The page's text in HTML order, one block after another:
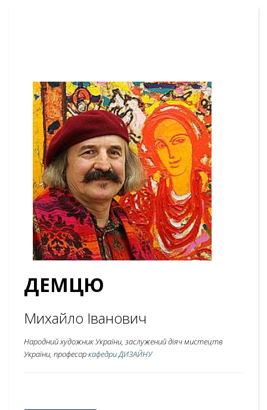
ДЕМЦЮ
Михайло Іванович
Народний художник України, заслужений діяч мистецтв
України, професоркафедри ДИЗАЙНУ